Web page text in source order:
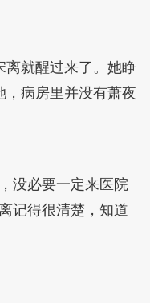
离就醒过来了。她睁
，病房里并没有萧夜
没必要一定来医院
记得很清楚，知道